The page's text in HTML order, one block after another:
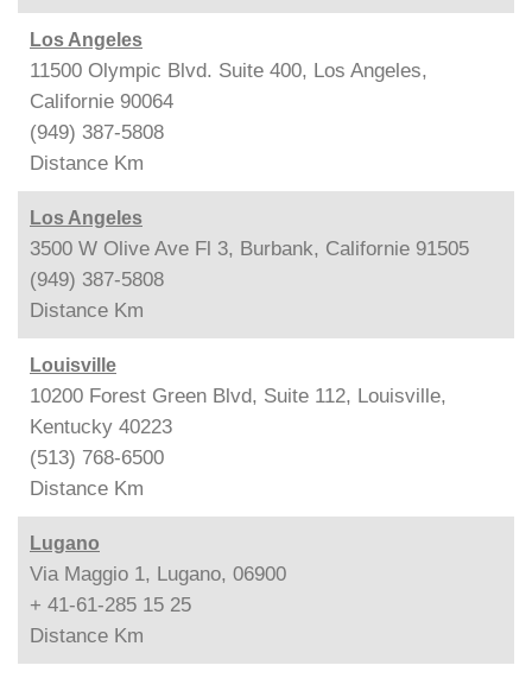
Los Angeles
11500 Olympic Blvd. Suite 400, Los Angeles,
Californie 90064
(949) 387-5808
Distance Km
Los Angeles
3500 W Olive Ave Fl 3, Burbank, Californie 91505
(949) 387-5808
Distance Km
Louisville
10200 Forest Green Blvd, Suite 112, Louisville,
Kentucky 40223
(513) 768-6500
Distance Km
Lugano
Via Maggio 1, Lugano, 06900
+ 41-61-285 15 25
Distance Km